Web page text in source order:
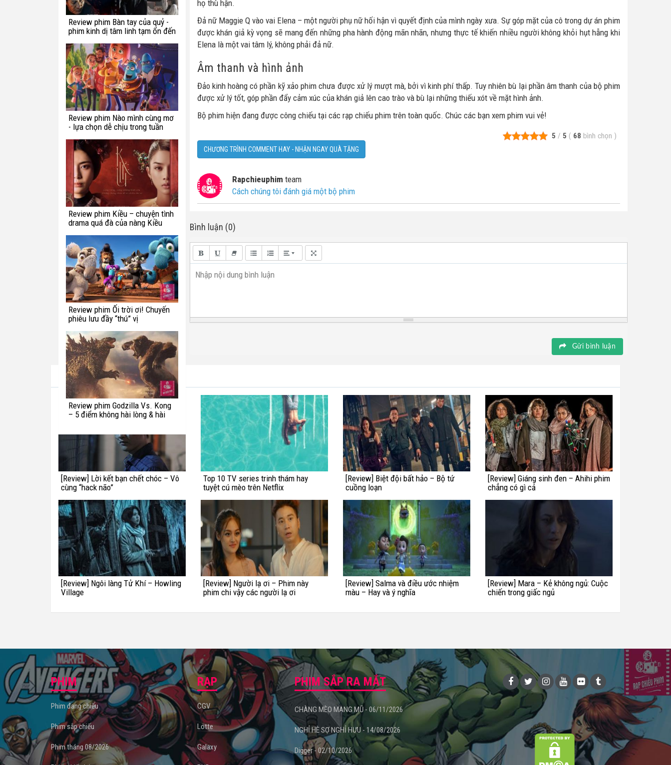
Review phim Bàn tay của quỷ -
phim kinh dị tâm linh tạm ổn đến
Review phim Nào mình cùng mơ
- lựa chọn dễ chịu trong tuần
Review phim Kiều – chuyện tình
drama quá đà của nàng Kiều
Review phim Ối trời ơi! Chuyến
phiêu lưu đầy “thú” vị
Review phim Godzilla Vs. Kong
– 5 điểm không hài lòng & hài
họ thù hận.
Đả nữ Maggie Q vào vai Elena – một người phụ nữ hối hận vì quyết định của mình ngày xưa. Sự góp mặt của cô trong dự án phim
được khán giả kỳ vọng sẽ mang đến những pha hành động mãn nhãn, nhưng thực tế khiến nhiều người không khỏi hụt hẫng khi
Elena là một vai tâm lý, không phải đả nữ.
Âm thanh và hình ảnh
Đảo kinh hoàng có phần kỹ xảo phim chưa được xử lý mượt mà, bởi vì kinh phí thấp. Tuy nhiên bù lại phần âm thanh của bộ phim
được xử lý tốt, góp phần đẩy cảm xúc của khán giả lên cao trào và bù lại những thiếu xót về mặt hình ảnh.
Bộ phim hiện đang được công chiếu tại các rạp chiếu phim trên toàn quốc. Chúc các bạn xem phim vui vẻ!
5 / 5 ( 68 bình chọn )
CHƯƠNG TRÌNH COMMENT HAY - NHẬN NGAY QUÀ TẶNG
Rapchieuphim team
Cách chúng tôi đánh giá một bộ phim
Bình luận (0)
Nhập nội dung bình luận
Gửi bình luận
Bài viết cùng tác giả
[Review] Lời kết bạn chết chóc – Vô
cùng “hack não”
Top 10 TV series trinh thám hay
tuyệt cú mèo trên Netflix
[Review] Biệt đội bất hảo – Bộ tứ
cuồng loạn
[Review] Giáng sinh đen – Ahihi phim
chẳng có gì cả
[Review] Ngôi làng Tử Khí – Howling
Village
[Review] Người lạ ơi – Phim này
phim chi vậy các người lạ ơi
[Review] Salma và điều ước nhiệm
màu – Hay và ý nghĩa
[Review] Mara – Kẻ không ngủ: Cuộc
chiến trong giấc ngủ
PHIM
Phim đang chiếu
Phim sắp chiếu
Phim tháng 08/2026
RẠP
CGV
Lotte
Galaxy
PHIM SẮP RA MẮT
CHÀNG MÈO MANG MŨ - 06/11/2026
NGHỈ HÈ SỢ NGHỈ HƯU - 14/08/2026
Digger - 02/10/2026